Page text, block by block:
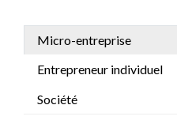
Micro-entreprise
Entrepreneur individuel
Société